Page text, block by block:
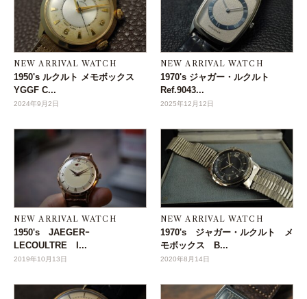
NEW ARRIVAL WATCH
1950's ルクルト メモボックス
YGGF C...
2024年9月2日
NEW ARRIVAL WATCH
1970's ジャガー・ルクルト
Ref.9043...
2025年12月12日
NEW ARRIVAL WATCH
1950's JAEGERｰ
LECOULTRE I...
2019年10月13日
NEW ARRIVAL WATCH
1970's ジャガー・ルクルト メ
モボックス B...
2020年8月14日